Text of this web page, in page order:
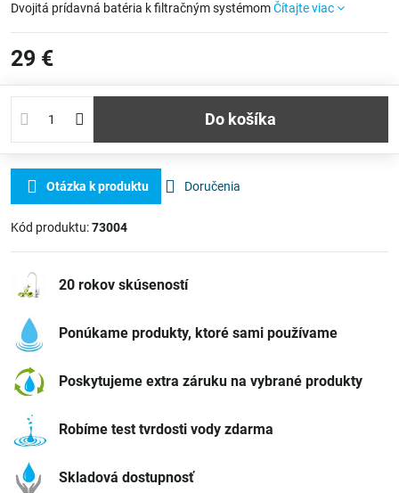
Dvojitá prídavná batéria k filtračným systémomČítajte viac
29 €
Do košíka
Otázka k produktu Doručenia
Kód produktu:73004
20 rokov skúseností
Ponúkame produkty, ktoré sami používame
Poskytujeme extra záruku na vybrané produkty
Robíme test tvrdosti vody zdarma
Skladová dostupnosť